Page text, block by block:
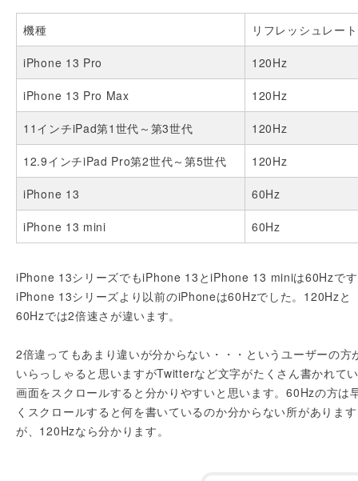
機種 リフレッシュレート
iPhone 13 Pro 120Hz
iPhone 13 Pro Max 120Hz
11インチiPad第1世代～第3世代 120Hz
12.9インチiPad Pro第2世代～第5世代 120Hz
iPhone 13 60Hz
iPhone 13 mini 60Hz
iPhone 13シリーズでもiPhone 13とiPhone 13 miniは60Hzで
iPhone 13シリーズより以前のiPhoneは60Hzでした。120Hzと
60Hzでは2倍速さが違います。
2倍違ってもあまり違いが分からない・・・というユーザーの方
いらっしゃると思いますがTwitterなど文字がたくさん書かれて
画面をスクロールすると分かりやすいと思います。60Hzの方は
くスクロールすると何を書いているのか分からない所があります
が、120Hzなら分かります。